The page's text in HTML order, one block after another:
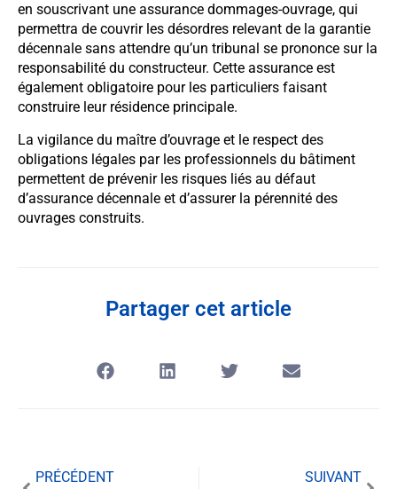
en souscrivant une assurance dommages-ouvrage, qui
permettra de couvrir les désordres relevant de la garantie
décennale sans attendre qu’un tribunal se prononce sur la
responsabilité du constructeur. Cette assurance est
également obligatoire pour les particuliers faisant
construire leur résidence principale.
La vigilance du maître d’ouvrage et le respect des
obligations légales par les professionnels du bâtiment
permettent de prévenir les risques liés au défaut
d’assurance décennale et d’assurer la pérennité des
ouvrages construits.
Partager cet article
PRÉCÉDENT
SUIVANT